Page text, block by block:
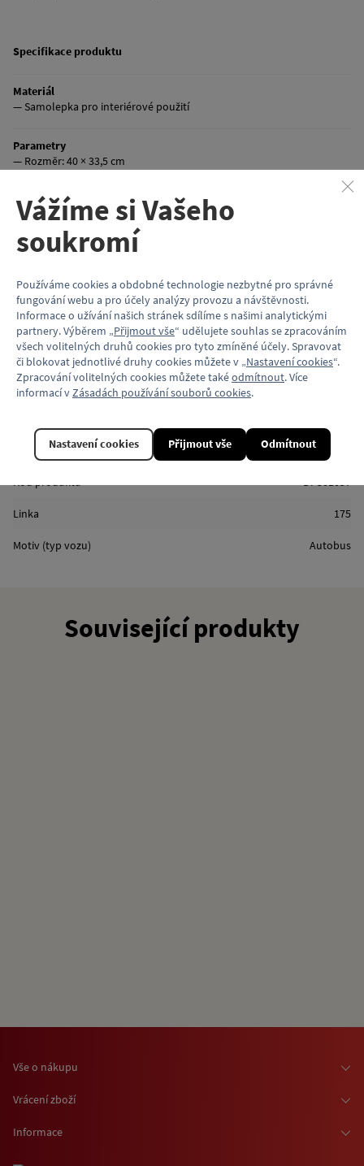
Specifikace produktu
Materiál
— Samolepka pro interiérové použití
Parametry
— Rozměr: 40 × 33,5 cm
Balení
— Srolované
Výrobce
IČO 25942824
Prodejce
— Dopravní podnik hl. m. Prahy, akciová společnost, Sokolovská
42/217, Vysočany, 190 00 Praha 9, IČO 00005886
Více informací o charitní sbírce pro Ukrajinu naleznete zde:
Vlastnosti
Kód produktu DP301057
Linka 175
Motiv (typ vozu) Autobus
Související produkty
Vše o nákupu
Osobní odběr zboží
Vrácení zboží
Informace
Vážíme si Vašeho
soukromí
Používáme cookies a obdobné technologie nezbytné pro správné
fungování webu a pro účely analýzy provozu a návštěvnosti.
Informace o užívání našich stránek sdílíme s našimi analytickými
partnery. Výběrem „Přijmout vše“ udělujete souhlas se zpracováním
všech volitelných druhů cookies pro tyto zmíněné účely. Spravovat
či blokovat jednotlivé druhy cookies můžete v „Nastavení cookies“.
Zpracování volitelných cookies můžete takéodmítnout. Více
informací v Zásadách používání souborů cookies.
Odmítnout
Nastavení cookies Přijmout vše